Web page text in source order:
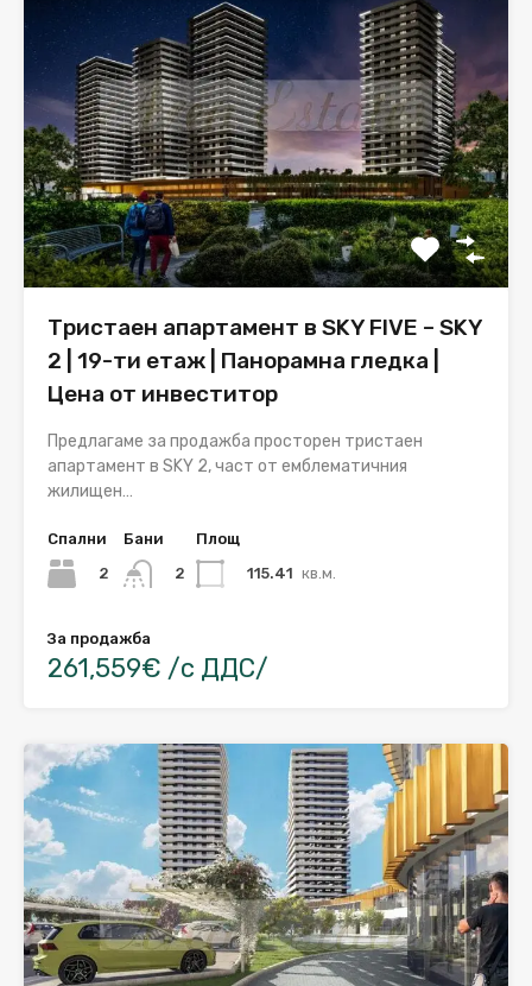
Тристаен апартамент в SKY FIVE – SKY
2 | 19-ти етаж | Панорамна гледка |
Цена от инвеститор
Предлагаме за продажба просторен тристаен
апартамент в SKY 2, част от емблематичния
жилищен…
Спални
2
Бани
2
Площ
115.41 кв.м.
За продажба
261,559€ /с ДДС/